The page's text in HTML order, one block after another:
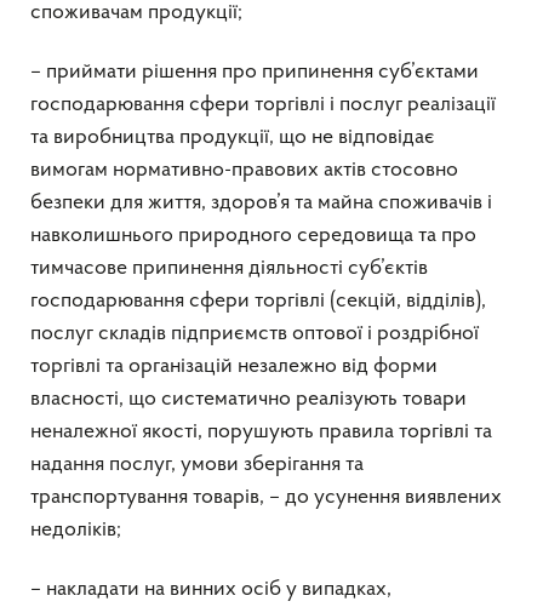
споживачам продукції;
– приймати рішення про припинення суб’єктами
господарювання сфери торгівлі і послуг реалізації
та виробництва продукції, що не відповідає
вимогам нормативно-правових актів стосовно
безпеки для життя, здоров’я та майна споживачів і
навколишнього природного середовища та про
тимчасове припинення діяльності суб’єктів
господарювання сфери торгівлі (секцій, відділів),
послуг складів підприємств оптової і роздрібної
торгівлі та організацій незалежно від форми
власності, що систематично реалізують товари
неналежної якості, порушують правила торгівлі та
надання послуг, умови зберігання та
транспортування товарів, – до усунення виявлених
недоліків;
– накладати на винних осіб у випадках,